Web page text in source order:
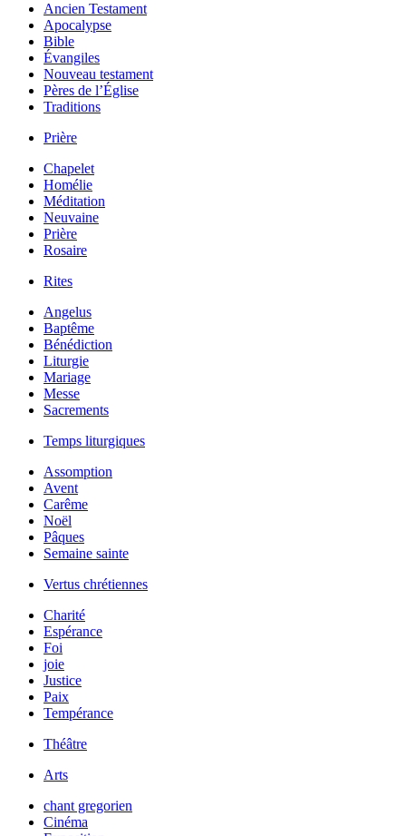
Ancien Testament
Apocalypse
Bible
Évangiles
Nouveau testament
Pères de l’Église
Traditions
Prière
Chapelet
Homélie
Méditation
Neuvaine
Prière
Rosaire
Rites
Angelus
Baptême
Bénédiction
Liturgie
Mariage
Messe
Sacrements
Temps liturgiques
Assomption
Avent
Carême
Noël
Pâques
Semaine sainte
Vertus chrétiennes
Charité
Espérance
Foi
joie
Justice
Paix
Tempérance
Théâtre
Arts
chant gregorien
Cinéma